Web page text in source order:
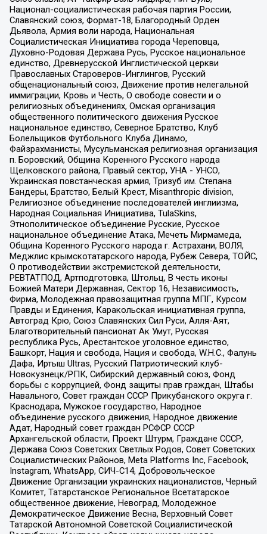
Национал-социалистическая рабочая партия России,
Славянский союз, Формат-18, Благородный Орден
Дьявола, Армия воли народа, Национальная
Социалистическая Инициатива города Череповца,
Духовно-Родовая Держава Русь, Русское национальное
единство, Древнерусской Инглистической церкви
Православных Староверов-Инглингов, Русский
общенациональный союз, Движение против нелегальной
иммиграции, Кровь и Честь, О свободе совести и о
религиозных объединениях, Омская организация
общественного политического движения Русское
национальное единство, Северное Братство, Клуб
Болельщиков Футбольного Клуба Динамо,
Файзрахманисты, Мусульманская религиозная организация
п. Боровский, Община Коренного Русского народа
Щелковского района, Правый сектор, УНА - УНСО,
Украинская повстанческая армия, Тризуб им. Степана
Бандеры, Братство, Белый Крест, Misanthropic division,
Религиозное объединение последователей инглиизма,
Народная Социальная Инициатива, TulaSkins,
Этнополитическое объединение Русские, Русское
национальное объединение Атака, Мечеть Мирмамеда,
Община Коренного Русского народа г. Астрахани, ВОЛЯ,
Меджлис крымскотатарского народа, Рубеж Севера, ТОЙС,
О противодействии экстремистской деятельности,
РЕВТАТПОД, Артподготовка, Штольц, В честь иконы
Божией Матери Державная, Сектор 16, Независимость,
Фирма, Молодежная правозащитная группа МПГ, Курсом
Правды и Единения, Каракольская инициативная группа,
Автоград Крю, Союз Славянских Сил Руси, Алля-Аят,
Благотворительный пансионат Ак Умут, Русская
республика Русь, Арестантское уголовное единство,
Башкорт, Нация и свобода, Нация и свобода, W.H.С., Фалунь
Дафа, Иртыш Ultras, Русский Патриотический клуб-
Новокузнецк/РПК, Сибирский державный союз, Фонд
борьбы с коррупцией, Фонд защиты прав граждан, Штабы
Навального, Совет граждан СССР Прикубанского округа г.
Краснодара, Мужское государство, Народное
объединение русского движения, Народное движение
Адат, Народный совет граждан РСФСР СССР
Архангельской области, Проект Штурм, Граждане СССР,
Держава Союз Советских Светлых Родов, Совет Советских
Социалистических Районов, Meta Platforms Inc, Facebook,
Instagram, WhatsApp, СИЧ-С14, Добровольческое
Движение Организации украинских националистов, Черный
Комитет, Татарстанское Региональное Всетатарское
общественное движение, Невоград, Молодежное
Демократическое Движение Весна, Верховный Совет
Татарской Автономной Советской Социалистической